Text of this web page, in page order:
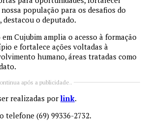
população para os desafios do
destacou o deputado.
Cujubim amplia o acesso à formação
e fortalece ações voltadas à
humano, áreas tratadas como
após a publicidade..
realizadas por link.
telefone (69) 99336-2732.